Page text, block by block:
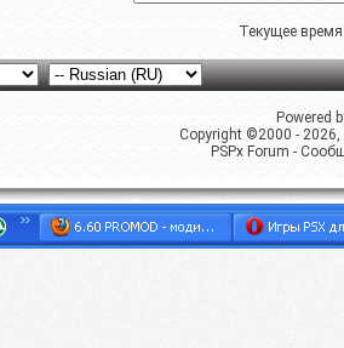
Текущее
Powered
Copyright ©2000 -
PSPx Forum -